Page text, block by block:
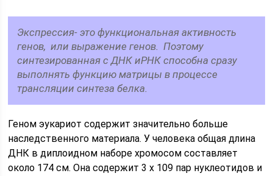
Экспрессия- это функциональная активность
генов, или выражение генов. Поэтому
синтезированная с ДНК иРНК способна сразу
выполнять функцию матрицы в процессе
трансляции синтеза белка.
Геном эукариот содержит значительно больше
наследственного материала. У человека общая длина
ДНК в диплоидном наборе хромосом составляет
около 174 см. Она содержит 3 х 109 пар нуклеотидов и